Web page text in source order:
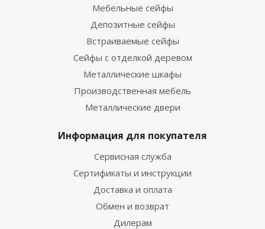
Мебельные сейфы
Депозитные сейфы
Встраиваемые сейфы
Сейфы с отделкой деревом
Металлические шкафы
Производственная мебель
Металлические двери
Информация для покупателя
Сервисная служба
Сертификаты и инструкции
Доставка и оплата
Обмен и возврат
Дилерам